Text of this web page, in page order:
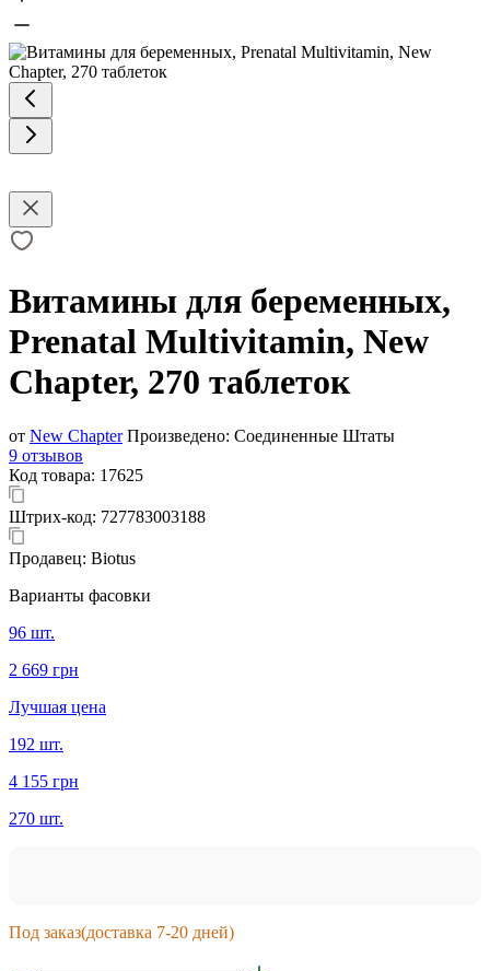
Витамины для беременных,
Prenatal Multivitamin, New
Chapter, 270 таблеток
от New Chapter Произведено: Соединенные Штаты
9 отзывов
Код товара: 17625
Штрих-код: 727783003188
Продавец: Biotus
Варианты фасовки
96 шт.
2 669 грн
Лучшая цена
192 шт.
4 155 грн
270 шт.
Под заказ(доставка 7-20 дней)